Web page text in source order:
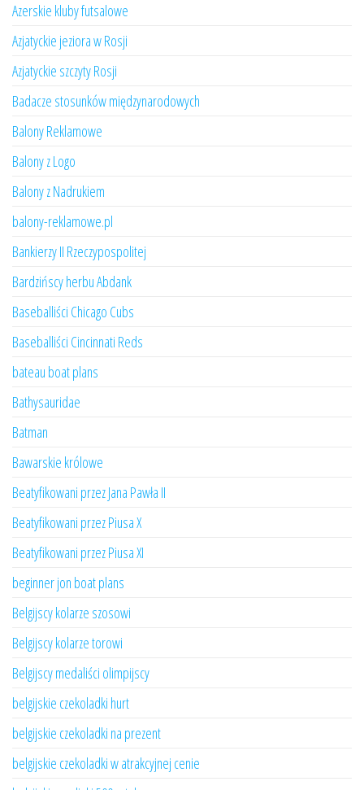
Azerskie kluby futsalowe
Azjatyckie jeziora w Rosji
Azjatyckie szczyty Rosji
Badacze stosunków międzynarodowych
Balony Reklamowe
Balony z Logo
Balony z Nadrukiem
balony-reklamowe.pl
Bankierzy II Rzeczypospolitej
Bardzińscy herbu Abdank
Baseballiści Chicago Cubs
Baseballiści Cincinnati Reds
bateau boat plans
Bathysauridae
Batman
Bawarskie królowe
Beatyfikowani przez Jana Pawła II
Beatyfikowani przez Piusa X
Beatyfikowani przez Piusa XI
beginner jon boat plans
Belgijscy kolarze szosowi
Belgijscy kolarze torowi
Belgijscy medaliści olimpijscy
belgijskie czekoladki hurt
belgijskie czekoladki na prezent
belgijskie czekoladki w atrakcyjnej cenie